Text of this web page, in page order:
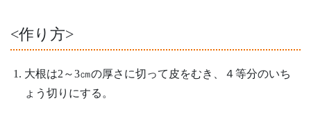
<作り方>
大根は2～3㎝の厚さに切って皮をむき、４等分のいち
ょう切りにする。